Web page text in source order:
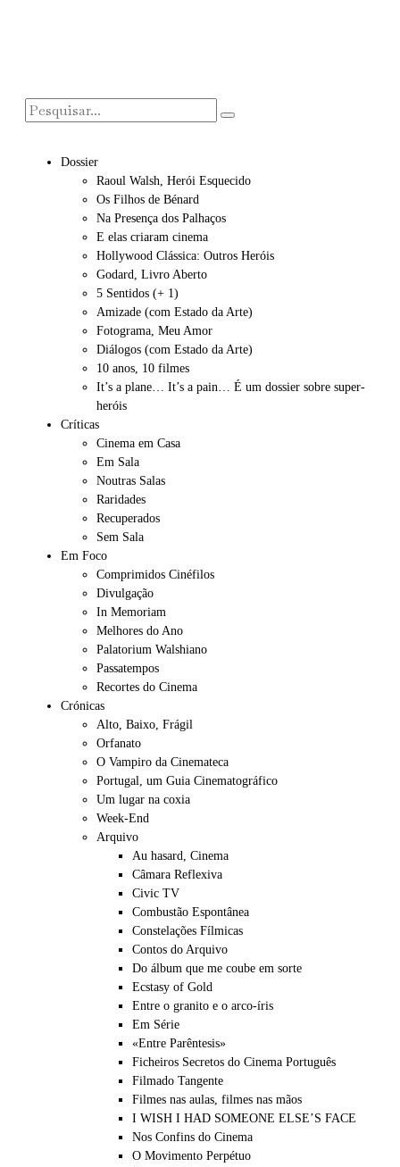
Dossier
Raoul Walsh, Herói Esquecido
Os Filhos de Bénard
Na Presença dos Palhaços
E elas criaram cinema
Hollywood Clássica: Outros Heróis
Godard, Livro Aberto
5 Sentidos (+ 1)
Amizade (com Estado da Arte)
Fotograma, Meu Amor
Diálogos (com Estado da Arte)
10 anos, 10 filmes
It’s a plane… It’s a pain… É um dossier sobre super-
heróis
Críticas
Cinema em Casa
Em Sala
Noutras Salas
Raridades
Recuperados
Sem Sala
Em Foco
Comprimidos Cinéfilos
Divulgação
In Memoriam
Melhores do Ano
Palatorium Walshiano
Passatempos
Recortes do Cinema
Crónicas
Alto, Baixo, Frágil
Orfanato
O Vampiro da Cinemateca
Portugal, um Guia Cinematográfico
Um lugar na coxia
Week-End
Arquivo
Au hasard, Cinema
Câmara Reflexiva
Civic TV
Combustão Espontânea
Constelações Fílmicas
Contos do Arquivo
Do álbum que me coube em sorte
Ecstasy of Gold
Entre o granito e o arco-íris
Em Série
«Entre Parêntesis»
Ficheiros Secretos do Cinema Português
Filmado Tangente
Filmes nas aulas, filmes nas mãos
I WISH I HAD SOMEONE ELSE’S FACE
Nos Confins do Cinema
O Movimento Perpétuo